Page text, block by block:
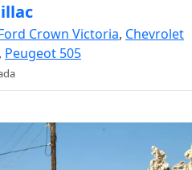
Crown Victoria, Chevrolet
, Peugeot 505